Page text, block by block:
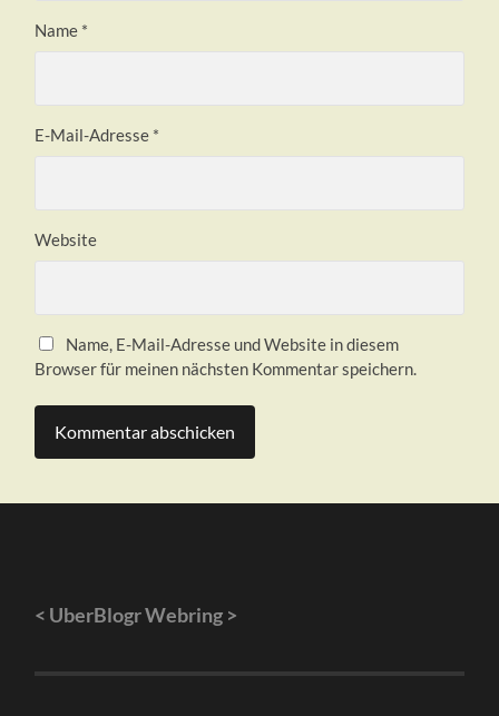
Name *
E-Mail-Adresse *
Website
Name, E-Mail-Adresse und Website in diesem
Browser für meinen nächsten Kommentar speichern.
< UberBlogr Webring >